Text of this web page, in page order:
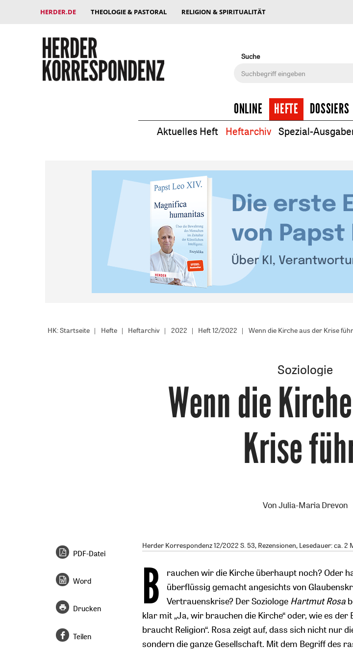
HERDER.DE THEOLOGIE & PASTORAL RELIGION & SPIRITUALITÄT
Suche
ONLINE HEFTE DOSSIERS
Aktuelles Heft Heftarchiv Spezial-
HK: Startseite Hefte Heftarchiv 2022 Heft 12/2022 Wenn die Kirche aus der Krise
Soziologie
:
Wenn die
Krise
VonJulia-Maria Drevon
Herder Korrespondenz 12/2022 S. 53, Rezensionen, Lesedauer: ca. 2
B
rauchen wir die Kirche überhaupt noch? Oder
überflüssig gemacht angesichts von
Vertrauenskrise? Der Soziologe Hartmut Rosa
klar mit „Ja, wir brauchen die Kirche“ oder, wie es
braucht Religion“. Rosa zeigt auf, dass sich nicht nur
sondern die ganze Gesellschaft. Mit dem Begriff des
PDF-Datei
Word
Drucken
Teilen